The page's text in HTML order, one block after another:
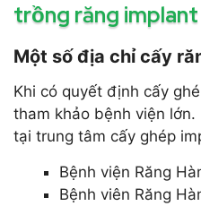
trồng răng
Một số địa chỉ cấy
Khi có quyết định cấy
tham khảo bệnh viện
tại trung tâm cấy ghép
Bệnh viện Răng
Bệnh viên Răng